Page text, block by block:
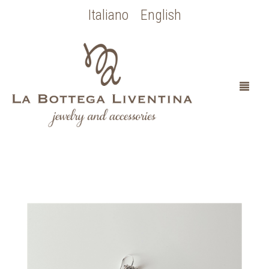
Italiano English